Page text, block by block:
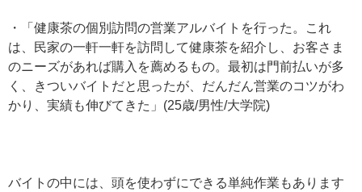
・「健康茶の個別訪問の営業アルバイトを行った。これ
は、民家の一軒一軒を訪問して健康茶を紹介し、お客さま
のニーズがあれば購入を薦めるもの。最初は門前払いが多
く、きついバイトだと思ったが、だんだん営業のコツがわ
かり、実績も伸びてきた」(25歳/男性/大学院)
バイトの中には、頭を使わずにできる単純作業もあります